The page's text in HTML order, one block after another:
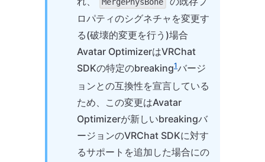
MergePhysBone
ロパティのシグネチャを変更す
る(破壊的変更を行う)場合
Avatar OptimizerはVRChat
SDKの特定のbreaking1バージ
ョンとの互換性を宣言している
ため、この変更はAvatar
Optimizerが新しいbreakingバ
ージョンのVRChat SDKに対す
るサポートを追加した場合にの